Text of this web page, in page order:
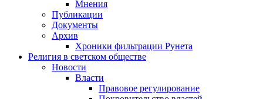
Мнения
Публикации
Документы
Архив
Хроники фильтрации Рунета
Религия в светском обществе
Новости
Власти
Правовое регулирование